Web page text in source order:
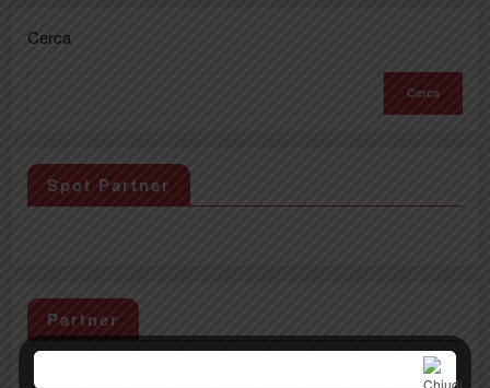
Cerca
Cerca
Spot Partner
Partner